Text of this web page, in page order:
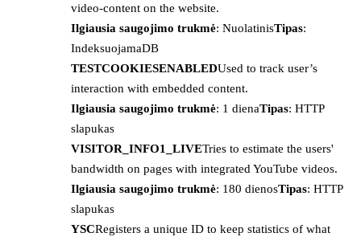
video-content on the website.
Ilgiausia saugojimo trukmė: NuolatinisTipas:
IndeksuojamaDB
TESTCOOKIESENABLEDUsed to track user’s
interaction with embedded content.
Ilgiausia saugojimo trukmė: 1 dienaTipas: HTTP
slapukas
VISITOR_INFO1_LIVETries to estimate the users'
bandwidth on pages with integrated YouTube videos.
Ilgiausia saugojimo trukmė: 180 dienosTipas: HTTP
slapukas
YSCRegisters a unique ID to keep statistics of what